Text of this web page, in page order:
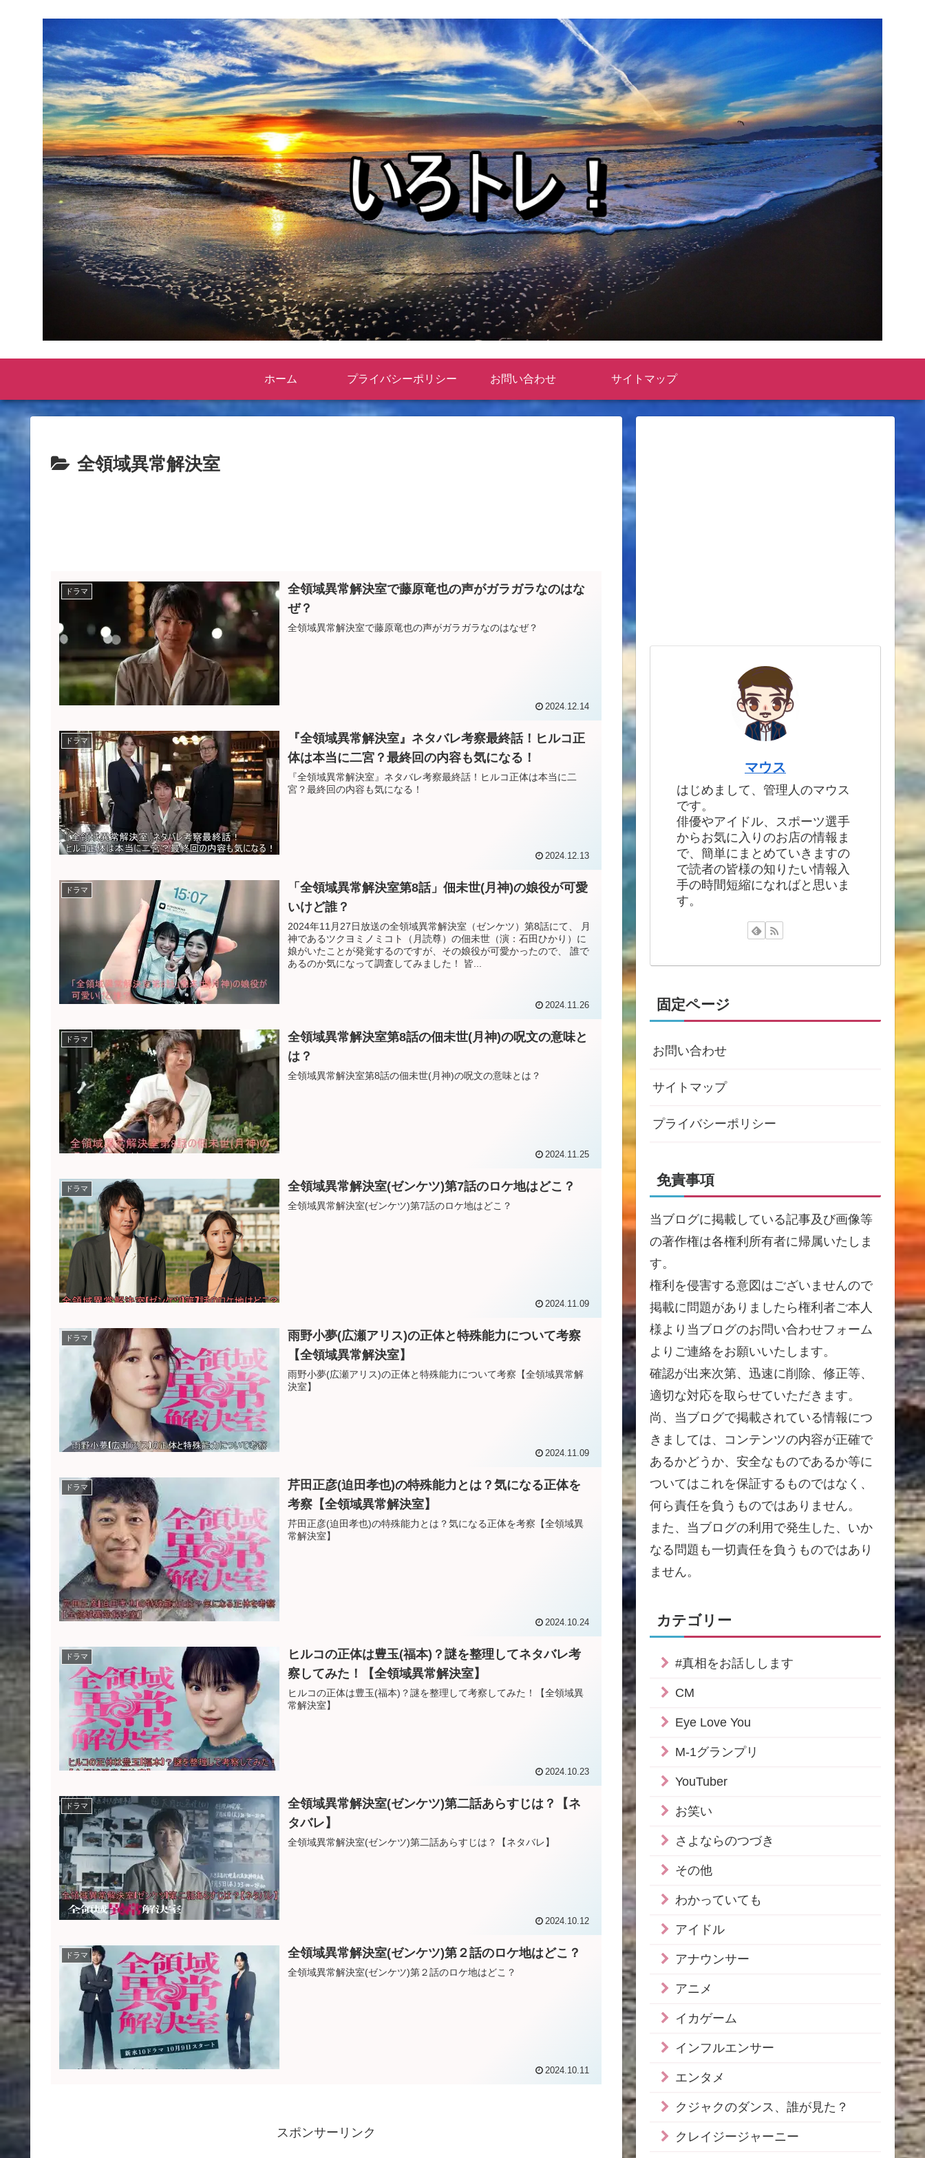
ホーム プライバシーポリシー お問い合わせ サイトマップ
全領域異常解決室
ドラマ
全領域異常解決室で藤原竜也の声がガラガラなのはな
ぜ？
全領域異常解決室で藤原竜也の声がガラガラなのはなぜ？
2024.12.14
ドラマ
『全領域異常解決室』ネタバレ考察最終話！ヒルコ正
体は本当に二宮？最終回の内容も気になる！
『全領域異常解決室』ネタバレ考察最終話！ヒルコ正体は本当に二
宮？最終回の内容も気になる！
2024.12.13
ドラマ
「全領域異常解決室第8話」佃未世(月神)の娘役が可愛
いけど誰？
2024年11月27日放送の全領域異常解決室（ゼンケツ）第8話にて、 月
神であるツクヨミノミコト（月読尊）の佃未世（演：石田ひかり）に
娘がいたことが発覚するのですが、その娘役が可愛かったので、 誰で
あるのか気になって調査してみました！ 皆...
2024.11.26
ドラマ
全領域異常解決室第8話の佃未世(月神)の呪文の意味と
は？
全領域異常解決室第8話の佃未世(月神)の呪文の意味とは？
2024.11.25
ドラマ 全領域異常解決室(ゼンケツ)第7話のロケ地はどこ？
全領域異常解決室(ゼンケツ)第7話のロケ地はどこ？
2024.11.09
ドラマ
雨野小夢(広瀬アリス)の正体と特殊能力について考察
【全領域異常解決室】
雨野小夢(広瀬アリス)の正体と特殊能力について考察【全領域異常解
決室】
2024.11.09
ドラマ
芹田正彦(迫田孝也)の特殊能力とは？気になる正体を
考察【全領域異常解決室】
芹田正彦(迫田孝也)の特殊能力とは？気になる正体を考察【全領域異
常解決室】
2024.10.24
ドラマ
ヒルコの正体は豊玉(福本)？謎を整理してネタバレ考
察してみた！【全領域異常解決室】
ヒルコの正体は豊玉(福本)？謎を整理して考察してみた！【全領域異
常解決室】
2024.10.23
ドラマ
全領域異常解決室(ゼンケツ)第二話あらすじは？【ネ
タバレ】
全領域異常解決室(ゼンケツ)第二話あらすじは？【ネタバレ】
2024.10.12
ドラマ 全領域異常解決室(ゼンケツ)第２話のロケ地はどこ？
全領域異常解決室(ゼンケツ)第２話のロケ地はどこ？
2024.10.11
スポンサーリンク
マウス
はじめまして、管理人のマウス
です。
俳優やアイドル、スポーツ選手
からお気に入りのお店の情報ま
で、簡単にまとめていきますの
で読者の皆様の知りたい情報入
手の時間短縮になればと思いま
す。
固定ページ
お問い合わせ
サイトマップ
プライバシーポリシー
免責事項
当ブログに掲載している記事及び画像等
の著作権は各権利所有者に帰属いたしま
す。
権利を侵害する意図はございませんので
掲載に問題がありましたら権利者ご本人
様より当ブログのお問い合わせフォーム
よりご連絡をお願いいたします。
確認が出来次第、迅速に削除、修正等、
適切な対応を取らせていただきます。
尚、当ブログで掲載されている情報につ
きましては、コンテンツの内容が正確で
あるかどうか、安全なものであるか等に
ついてはこれを保証するものではなく、
何ら責任を負うものではありません。
また、当ブログの利用で発生した、いか
なる問題も一切責任を負うものではあり
ません。
カテゴリー
#真相をお話しします
CM
Eye Love You
M-1グランプリ
YouTuber
お笑い
さよならのつづき
その他
わかっていても
アイドル
アナウンサー
アニメ
イカゲーム
インフルエンサー
エンタメ
クジャクのダンス、誰が見た？
クレイジージャーニー